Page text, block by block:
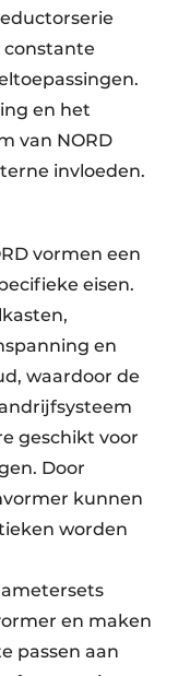
constante
en het
van NORD
invloeden.
vormen een
eisen.
en
waardoor de
geschikt voor
Door
kunnen
worden
en maken
passen aan